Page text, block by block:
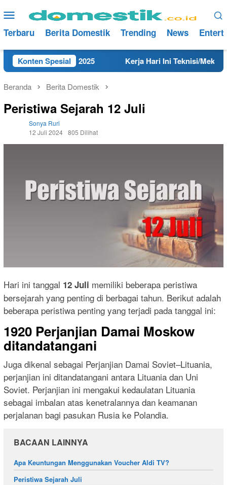
ke
konten
Menu
Mobile
Terbaru Berita Domestik Trending News
Konten Spesial
Tahun 2025 Kerja Hari Ini Teknisi/Mekanik
Beranda Berita Domestik
Peristiwa Sejarah 12 Juli
Sonya Ruri
12 Juli 2024 805 Dilihat
Hari ini tanggal 12 Juli memiliki beberapa peristiwa
bersejarah yang penting di berbagai tahun. Berikut adalah
beberapa peristiwa penting yang terjadi pada tanggal ini:
1920 Perjanjian Damai Moskow
ditandatangani
Juga dikenal sebagai Perjanjian Damai Soviet–Lituania,
perjanjian ini ditandatangani antara Lituania dan Uni
Soviet. Perjanjian ini mengakui kedaulatan Lituania
sebagai imbalan atas kenetralannya dan keamanan
perjalanan bagi pasukan Rusia ke Polandia.
BACAAN LAINNYA
Apa Keuntungan Menggunakan Voucher Aldi TV?
Peristiwa Sejarah Juli